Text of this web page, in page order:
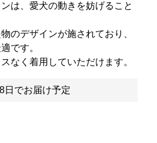
は、愛犬の動きを妨げること
のデザインが施されており、
です。
なく着用していただけます。
日でお届け予定